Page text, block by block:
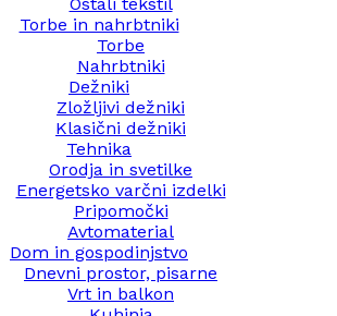
Torbe in nahrbtniki
Torbe
Nahrbtniki
Dežniki
Zložljivi dežniki
Klasični dežniki
Tehnika
Orodja in svetilke
Energetsko varčni izdelki
Pripomočki
Avtomaterial
Dom in gospodinjstvo
Dnevni prostor, pisarne
Vrt in balkon